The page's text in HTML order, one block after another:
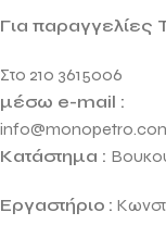
Για παραγγελίες
Στο 210 3615006
μέσω e-mail :
Κατάστημα :
Εργαστήριο :